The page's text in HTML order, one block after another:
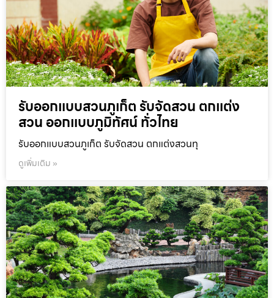
รับออกแบบสวนภูเก็ต รับจัดสวน ตกแต่ง
สวน ออกแบบภูมิทัศน์ ทั่วไทย
รับออกแบบสวนภูเก็ต รับจัดสวน ตกแต่งสวนทุ
ดูเพิ่มเติม »